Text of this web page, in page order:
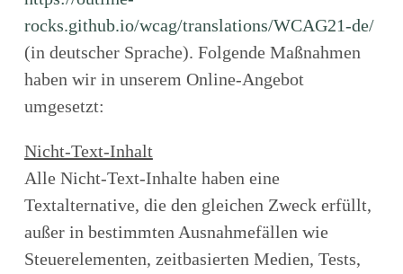
rocks.github.io/wcag/translations/WCAG21-de/
(in deutscher Sprache). Folgende Maßnahmen
haben wir in unserem Online-Angebot
umgesetzt:
Nicht-Text-Inhalt
Alle Nicht-Text-Inhalte haben eine
Textalternative, die den gleichen Zweck erfüllt,
außer in bestimmten Ausnahmefällen wie
Steuerelementen, zeitbasierten Medien, Tests,